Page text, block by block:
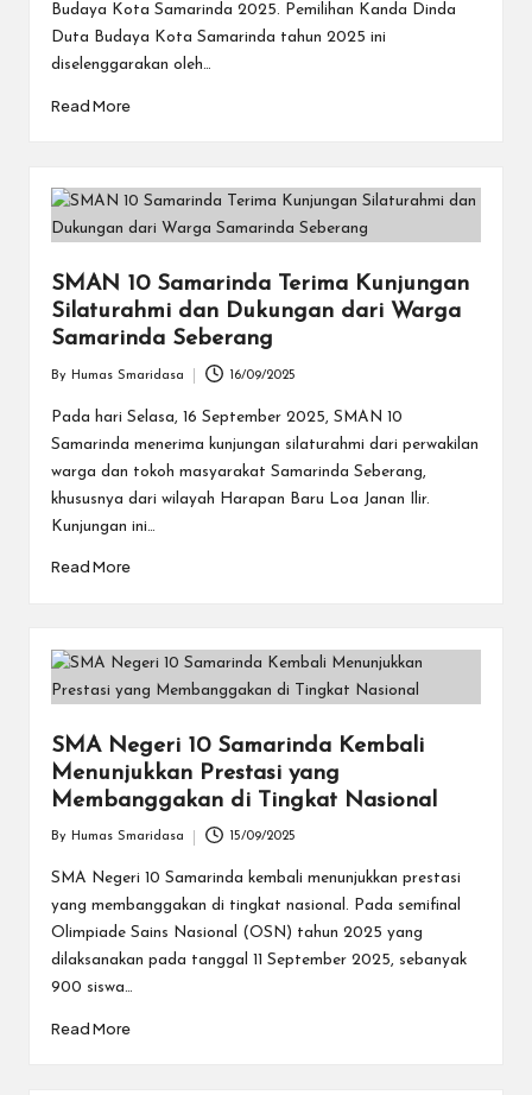
Budaya Kota Samarinda 2025. Pemilihan Kanda Dinda
Duta Budaya Kota Samarinda tahun 2025 ini
diselenggarakan oleh…
Read More
SMAN 10 Samarinda Terima Kunjungan
Silaturahmi dan Dukungan dari Warga
Samarinda Seberang
by
By Humas Smaridasa 16/09/2025
Pada hari Selasa, 16 September 2025, SMAN 10
Samarinda menerima kunjungan silaturahmi dari perwakilan
warga dan tokoh masyarakat Samarinda Seberang,
khususnya dari wilayah Harapan Baru Loa Janan Ilir.
Kunjungan ini…
Read More
SMA Negeri 10 Samarinda Kembali
Menunjukkan Prestasi yang
Membanggakan di Tingkat Nasional
by
By Humas Smaridasa 15/09/2025
SMA Negeri 10 Samarinda kembali menunjukkan prestasi
yang membanggakan di tingkat nasional. Pada semifinal
Olimpiade Sains Nasional (OSN) tahun 2025 yang
dilaksanakan pada tanggal 11 September 2025, sebanyak
900 siswa…
Read More